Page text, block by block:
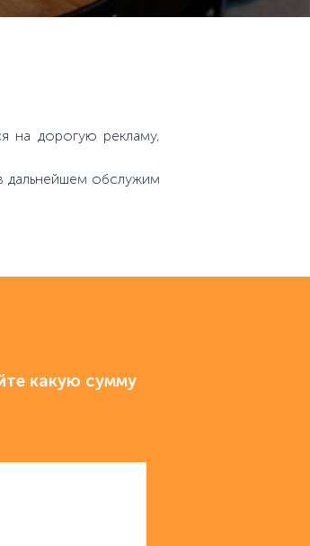
на дорогую рекламу,
дальнейшем обслужим
какую сумму